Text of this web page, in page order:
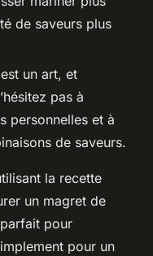
de saveurs plus
un art, et
pas à
personnelles et à
de saveurs.
la recette
un magret de
pour
pour un